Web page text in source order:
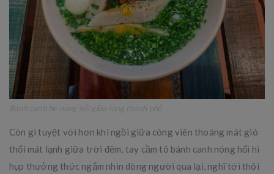
Còn gì tuyệt vời hơn khi ngồi giữa công viên thoáng mát gió
thổi mát lạnh giữa trời đêm, tay cầm tô bánh canh nóng hổi hì
hụp thưởng thức ngắm nhìn dòng người qua lại, nghĩ tới thôi